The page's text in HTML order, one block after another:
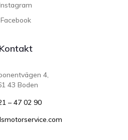
Facebook
Kontakt
4,
43 Boden
– 47 02 90